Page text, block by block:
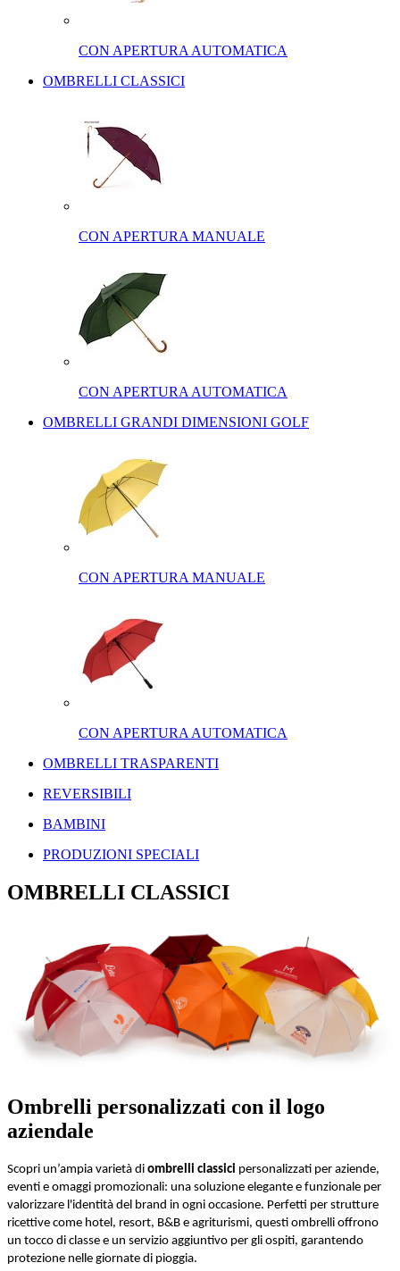
CON APERTURA AUTOMATICA
OMBRELLI CLASSICI
CON APERTURA MANUALE
CON APERTURA AUTOMATICA
OMBRELLI GRANDI DIMENSIONI GOLF
CON APERTURA MANUALE
CON APERTURA AUTOMATICA
OMBRELLI TRASPARENTI
REVERSIBILI
BAMBINI
PRODUZIONI SPECIALI
OMBRELLI CLASSICI
Ombrelli personalizzati con il logo
aziendale
Scopri un’ampia varietà di ombrelli classici personalizzati per aziende,
eventi e omaggi promozionali: una soluzione elegante e funzionale per
valorizzare l'identità del brand in ogni occasione. Perfetti per strutture
ricettive come hotel, resort, B&B e agriturismi, questi ombrelli offrono
un tocco di classe e un servizio aggiuntivo per gli ospiti, garantendo
protezione nelle giornate di pioggia.